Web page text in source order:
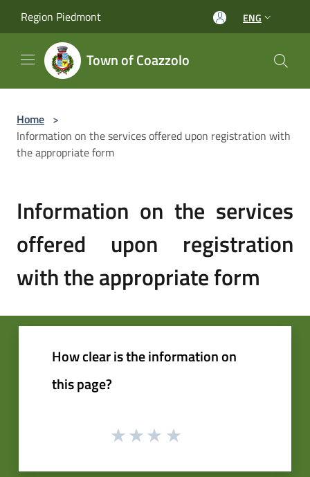
Region Piedmont ENG
Town of Coazzolo
Home >
Information on the services offered upon registration with
the appropriate form
Information on the services
offered upon registration
with the appropriate form
How clear is the information on
this page?